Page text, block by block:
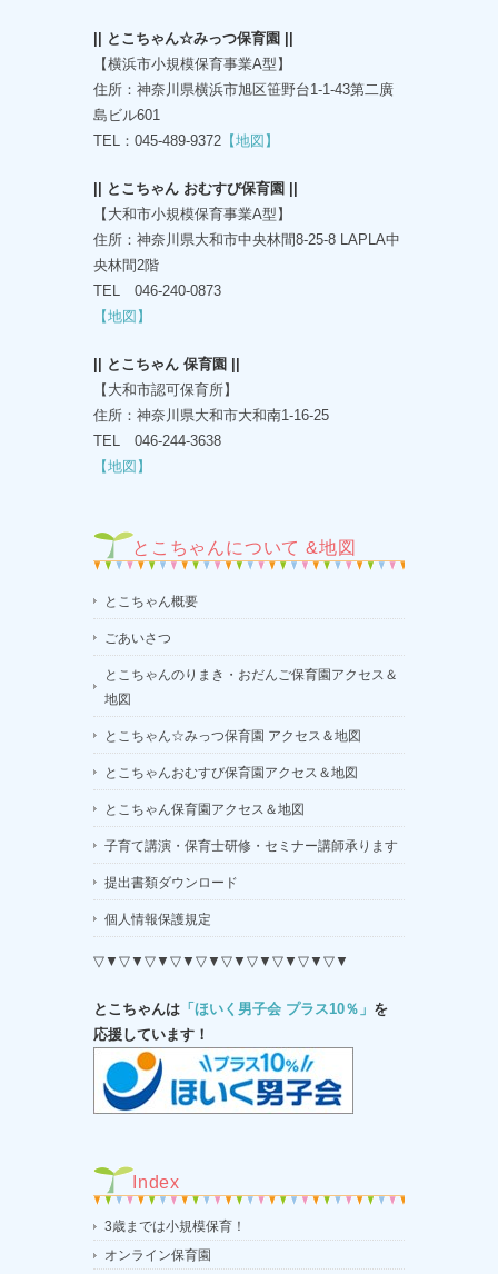
|| とこちゃん☆みっつ保育園 ||
【横浜市小規模保育事業A型】
住所：神奈川県横浜市旭区笹野台1-1-43第二廣
島ビル601
TEL：045-489-9372 【地図】
|| とこちゃん おむすび保育園 ||
【大和市小規模保育事業A型】
住所：神奈川県大和市中央林間8-25-8 LAPLA中
央林間2階
TEL 046-240-0873
【地図】
|| とこちゃん 保育園 ||
【大和市認可保育所】
住所：神奈川県大和市大和南1-16-25
TEL 046-244-3638
【地図】
とこちゃんについて &地図
とこちゃん概要
ごあいさつ
とこちゃんのりまき・おだんご保育園アクセス＆
地図
とこちゃん☆みっつ保育園 アクセス＆地図
とこちゃんおむすび保育園アクセス＆地図
とこちゃん保育園アクセス＆地図
子育て講演・保育士研修・セミナー講師承ります
提出書類ダウンロード
個人情報保護規定
▽▼▽▼▽▼▽▼▽▼▽▼▽▼▽▼▽▼▽▼
とこちゃんは 「ほいく男子会 プラス10％」 を
応援しています！
Index
3歳までは小規模保育！
オンライン保育園